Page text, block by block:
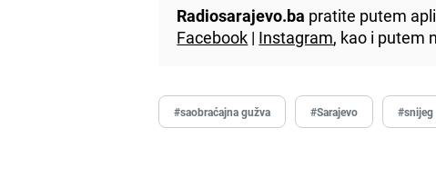
Radiosarajevo.ba pratite putem
Facebook | Instagram, kao i putem
#saobraćajna gužva #Sarajevo #snijeg